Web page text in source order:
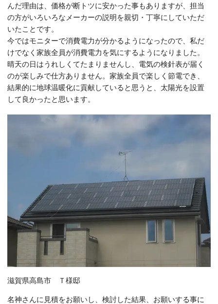
んだ理由は、価格が断トツに安かった事もありますが、担当
の方がいろいろなメーカーの説明を親切・丁寧にしていただ
いたことです。
今ではモニターで消費電力が分かるようになったので、私だ
けでなく家族全員が消費電力を気にするようになりました。
晴天の日はうれしくてたまりませんし、電気の検針表が届く
のが楽しみで仕方ありません。家族全員で楽しく節電でき、
結果的に地球温暖化に貢献していると思うと、太陽光を設置
して良かったと思います。
滋賀県高島市 Ｔ様邸
名神さんに見積をお願いし、検討した結果、お願いする事に